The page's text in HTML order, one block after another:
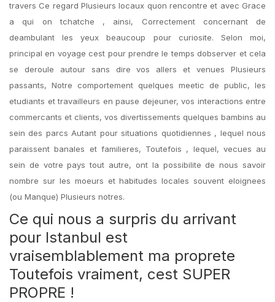
travers Ce regard Plusieurs locaux quon rencontre et avec Grace
a qui on tchatche , ainsi, Correctement concernant de
deambulant les yeux beaucoup pour curiosite. Selon moi,
principal en voyage cest pour prendre le temps dobserver et cela
se deroule autour sans dire vos allers et venues Plusieurs
passants, Notre comportement quelques meetic de public, les
etudiants et travailleurs en pause dejeuner, vos interactions entre
commercants et clients, vos divertissements quelques bambins au
sein des parcs Autant pour situations quotidiennes , lequel nous
paraissent banales et familieres, Toutefois , lequel, vecues au
sein de votre pays tout autre, ont la possibilite de nous savoir
nombre sur les moeurs et habitudes locales souvent eloignees
(ou Manque) Plusieurs notres.
Ce qui nous a surpris du arrivant
pour Istanbul est
vraisemblablement ma proprete
Toutefois vraiment, cest SUPER
PROPRE !